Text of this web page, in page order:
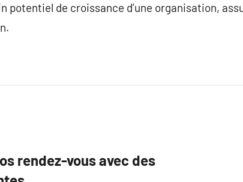
potentiel de croissance d’une organisation,
rendez-vous avec des